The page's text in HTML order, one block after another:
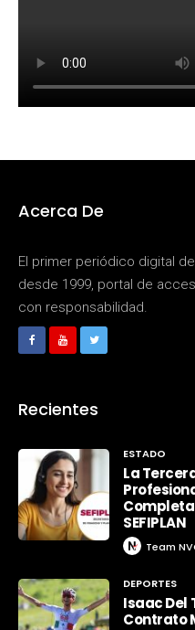
Acerca De
El primer periódico digital
desde 1999, portal de
con responsabilidad.
Recientes
ESTADO
La
SEFIPLAN
Team
DEPORTES
Isaac Del
Contrato